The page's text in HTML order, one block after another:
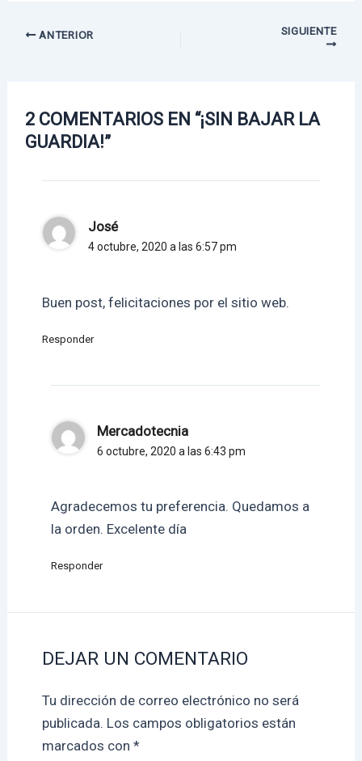
ANTERIOR SIGUIENTE
2 COMENTARIOS EN “¡SIN BAJAR LA
GUARDIA!”
José
4 octubre, 2020 a las 6:57 pm
Buen post, felicitaciones por el sitio web.
Responder
Mercadotecnia
6 octubre, 2020 a las 6:43 pm
Agradecemos tu preferencia. Quedamos a
la orden. Excelente día
Responder
DEJAR UN COMENTARIO
Tu dirección de correo electrónico no será
publicada. Los campos obligatorios están
marcados con *